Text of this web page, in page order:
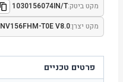
מקט ביטק:1030156074IN/T
מקט יצרן:NV156FHM-T0E V8.0
פרטים טכניים